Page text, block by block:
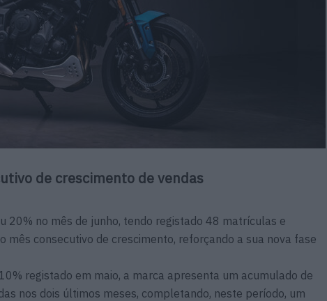
de crescimento de vendas
20% no mês de junho, tendo registado 48 matrículas e
mês consecutivo de crescimento, reforçando a sua nova fase
registado em maio, a marca apresenta um acumulado de
nos dois últimos meses, completando, neste período, um